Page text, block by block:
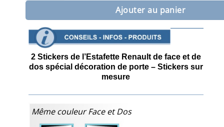
Ajouter au panier
2 Stickers de l’Estafette Renault de face et de
dos spécial décoration de porte – Stickers sur
mesure
Même couleur Face et Dos